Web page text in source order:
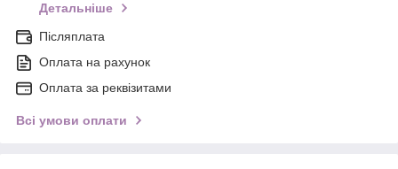
Детальніше
Післяплата
Оплата на рахунок
Оплата за реквізитами
Всі умови оплати